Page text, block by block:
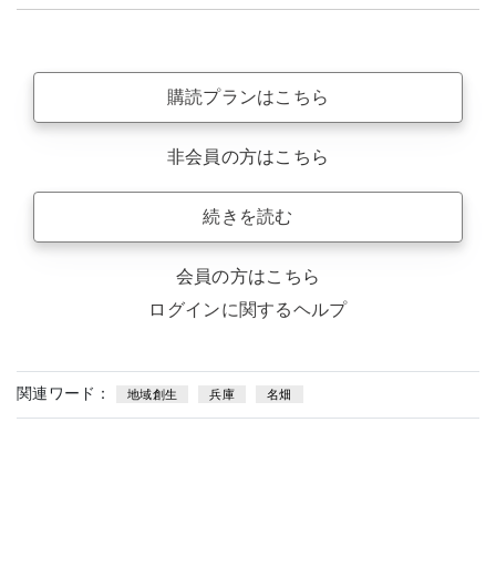
購読プランはこちら
非会員の方はこちら
続きを読む
会員の方はこちら
ログインに関するヘルプ
関連ワード： 地域創生 兵庫 名畑